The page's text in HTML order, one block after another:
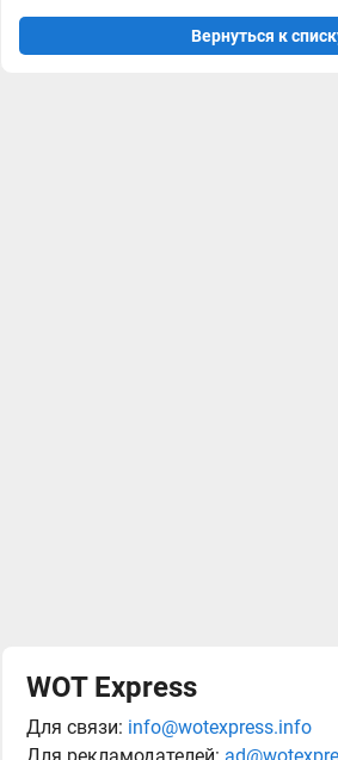
Вернуться к
WOT Express
Для связи: info@wotexpress.info